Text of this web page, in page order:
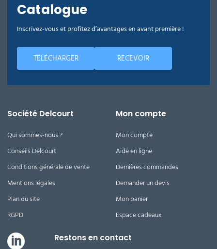
Catalogue
Inscrivez-vous et profitez d’avantages en avant première !
TÉLÉCHARGER RECEVOIR
Société Delcourt
Qui sommes-nous ?
Conseils Delcourt
Conditions générale de vente
Mentions légales
Plan du site
RGPD
Mon compte
Mon compte
Aide en ligne
Dernières commandes
Demander un devis
Mon panier
Espace cadeaux
Restons en contact